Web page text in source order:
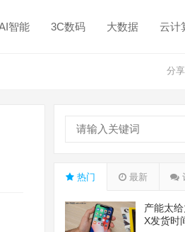
智能 3C数码 大数据 云计
热门 最新
产能太
X发货时